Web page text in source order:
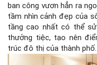
ban công vươn hẳn ra
tầm nhìn cảnh đẹp của
tầng cao nhất có thể
thưởng tiệc, tạo nên
trúc đô thị của thành phố.